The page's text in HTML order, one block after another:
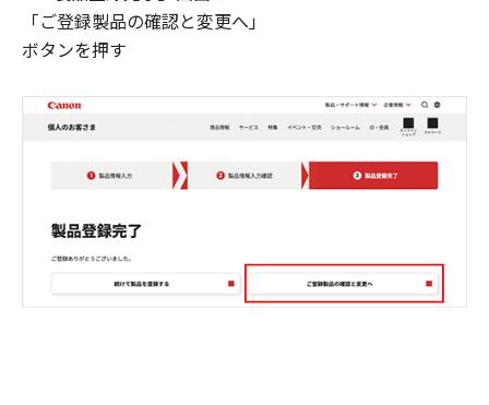
「ご登録製品の確認と変更へ」
ボタンを押す